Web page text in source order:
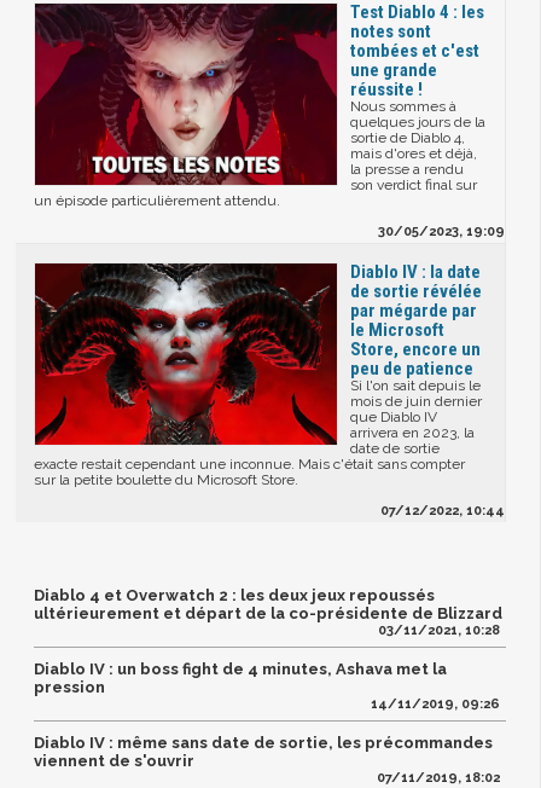
Test Diablo 4 : les
notes sont
tombées et c'est
une grande
réussite !
Nous sommes à
quelques jours de la
sortie de Diablo 4,
mais d'ores et déjà,
la presse a rendu
son verdict final sur
un épisode particulièrement attendu.
30/05/2023, 19:09
Diablo IV : la date
de sortie révélée
par mégarde par
le Microsoft
Store, encore un
peu de patience
Si l'on sait depuis le
mois de juin dernier
que Diablo IV
arrivera en 2023, la
date de sortie
exacte restait cependant une inconnue. Mais c'était sans compter
sur la petite boulette du Microsoft Store.
07/12/2022, 10:44
Diablo 4 et Overwatch 2 : les deux jeux repoussés
ultérieurement et départ de la co-présidente de Blizzard
03/11/2021, 10:28
Diablo IV : un boss fight de 4 minutes, Ashava met la
pression
14/11/2019, 09:26
Diablo IV : même sans date de sortie, les précommandes
viennent de s'ouvrir
07/11/2019, 18:02